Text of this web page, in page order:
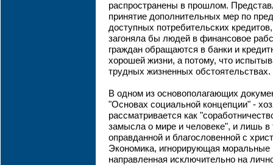
распространены в прошлом.
принятие дополнительных мер по
доступных потребительских
загоняла бы людей в финансовое
граждан обращаются в банки и
хорошей жизни, а потому, что
трудных жизненных обстоятельствах.
В одном из основополагающих
"Основах социальной концепции" -
рассматривается как
замысла о мире и человеке", и лишь в
оправданной и благословенной с
Экономика, игнорирующая моральные
направленная исключительно на